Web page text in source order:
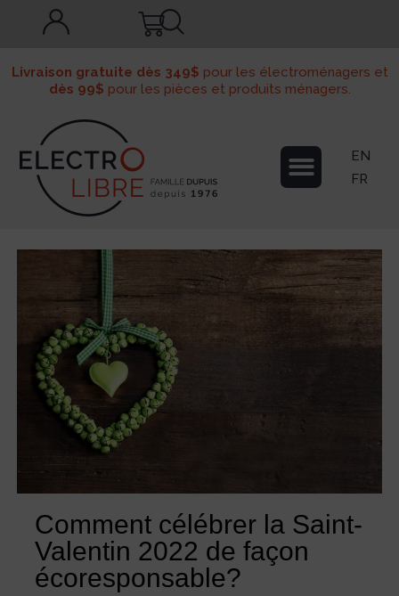
Livraison gratuite dès 349$ pour les électroménagers et
dès 99$ pour les pièces et produits ménagers.
EN
FR
Comment célébrer la Saint-
Valentin 2022 de façon
écoresponsable?